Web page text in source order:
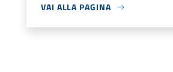
VAI ALLA PAGINA